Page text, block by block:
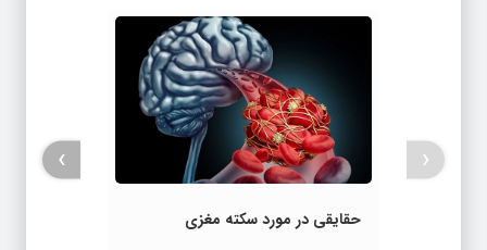
حقایقی در مورد سکته مغزی
‹
›